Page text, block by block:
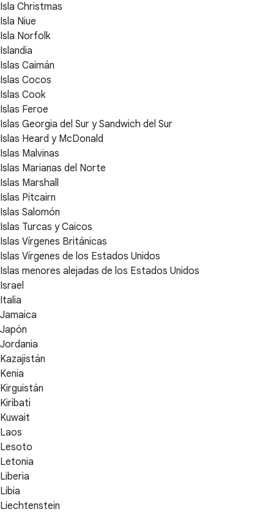
Isla Christmas
Isla Niue
Isla Norfolk
Islandia
Islas Caimán
Islas Cocos
Islas Cook
Islas Feroe
Islas Georgia del Sur y Sandwich del Sur
Islas Heard y McDonald
Islas Malvinas
Islas Marianas del Norte
Islas Marshall
Islas Pitcairn
Islas Salomón
Islas Turcas y Caicos
Islas Vírgenes Británicas
Islas Vírgenes de los Estados Unidos
Islas menores alejadas de los Estados Unidos
Israel
Italia
Jamaica
Japón
Jordania
Kazajistán
Kenia
Kirguistán
Kiribati
Kuwait
Laos
Lesoto
Letonia
Liberia
Libia
Liechtenstein